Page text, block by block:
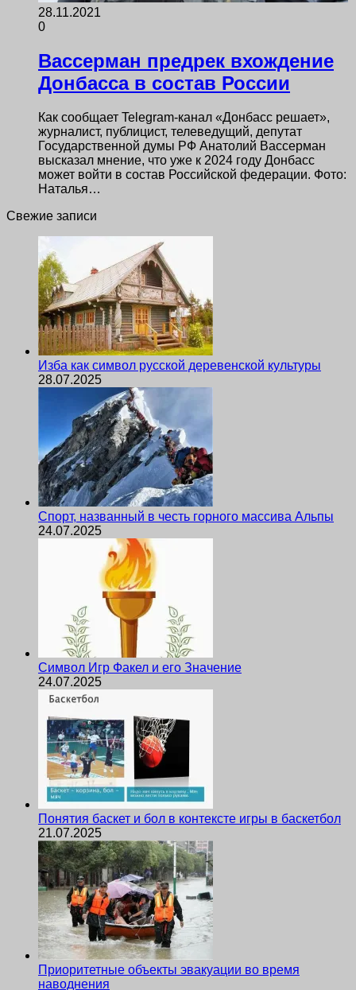
28.11.2021
0
Вассерман предрек вхождение
Донбасса в состав России
Как сообщает Telegram-канал «Донбасс решает»,
журналист, публицист, телеведущий, депутат
Государственной думы РФ Анатолий Вассерман
высказал мнение, что уже к 2024 году Донбасс
может войти в состав Российской федерации. Фото:
Наталья…
Свежие записи
Изба как символ русской деревенской культуры
28.07.2025
Спорт, названный в честь горного массива Альпы
24.07.2025
Символ Игр Факел и его Значение
24.07.2025
Понятия баскет и бол в контексте игры в баскетбол
21.07.2025
Приоритетные объекты эвакуации во время
наводнения